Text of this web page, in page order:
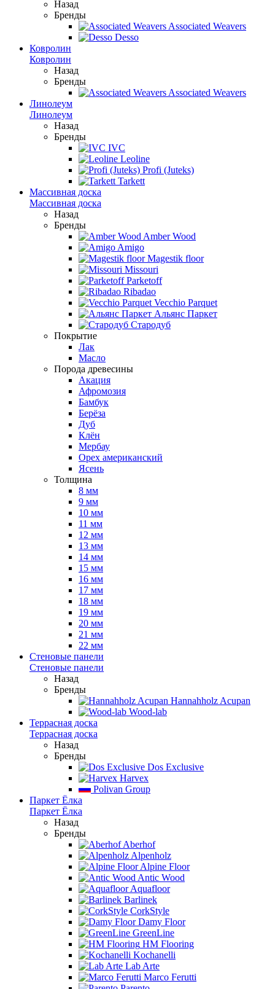
Назад
Бренды
Associated Weavers
Desso
Ковролин
Ковролин
Назад
Бренды
Associated Weavers
Линолеум
Линолеум
Назад
Бренды
IVC
Leoline
Profi (Juteks)
Tarkett
Массивная доска
Массивная доска
Назад
Бренды
Amber Wood
Amigo
Magestik floor
Missouri
Parketoff
Ribadao
Vecchio Parquet
Альянс Паркет
Стародуб
Покрытие
Лак
Масло
Порода древесины
Акация
Афромозия
Бамбук
Берёза
Дуб
Клён
Мербау
Орех американский
Ясень
Толщина
8 мм
9 мм
10 мм
11 мм
12 мм
13 мм
14 мм
15 мм
16 мм
17 мм
18 мм
19 мм
20 мм
21 мм
22 мм
Стеновые панели
Стеновые панели
Назад
Бренды
Hannahholz Acupan
Wood-lab
Террасная доска
Террасная доска
Назад
Бренды
Dos Exclusive
Harvex
Polivan Group
Паркет Ёлка
Паркет Ёлка
Назад
Бренды
Aberhof
Alpenholz
Alpine Floor
Antic Wood
Aquafloor
Barlinek
CorkStyle
Damy Floor
GreenLine
HM Flooring
Kochanelli
Lab Arte
Marco Ferutti